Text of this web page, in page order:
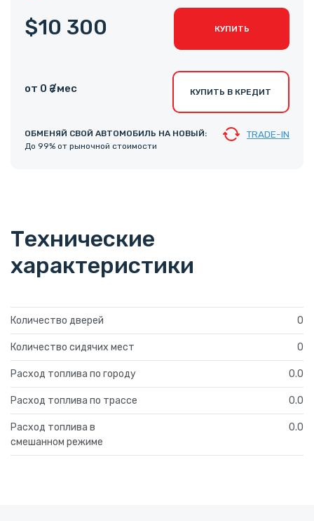
$10 300 КУПИТЬ
от 0 ₴ /мес КУПИТЬ В КРЕДИТ
ОБМЕНЯЙ СВОЙ АВТОМОБИЛЬ НА НОВЫЙ:
До 99% от рыночной стоимости
TRADE-IN
Технические
характеристики
Количество дверей 0
Количество сидячих мест 0
Расход топлива по городу 0.0
Расход топлива по трассе 0.0
Расход топлива в
смешанном режиме
0.0